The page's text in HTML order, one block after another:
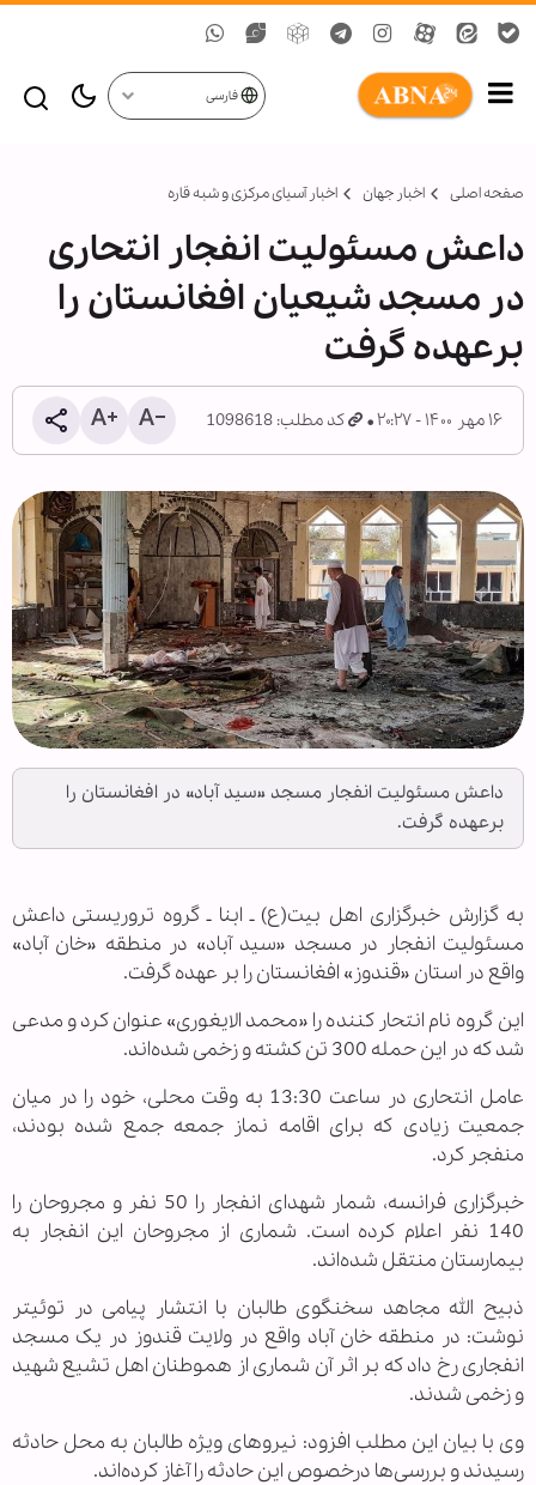
فارسی
صفحه اصلی اخبار جهان اخبار آسیای مرکزی و شبه قاره
داعش مسئولیت انفجار انتحاری
در مسجد شیعیان افغانستان را
برعهده گرفت
۱۶ مهر ۱۴۰۰ - ۲۰:۲۷ کد مطلب: 1098618
داعش مسئولیت انفجار مسجد «سید آباد» در افغانستان را
برعهده گرفت.
به گزارش خبرگزاری اهل بیت(ع) ـ ابنا ـ گروه تروریستی داعش
مسئولیت انفجار در مسجد «سید آباد» در منطقه «خان آباد»
واقع در استان «قندوز» افغانستان را بر عهده گرفت.
این گروه نام انتحار کننده را «محمد الایغوری» عنوان کرد و مدعی
شد که در این حمله 300 تن کشته و زخمی شده‌اند.
عامل انتحاری در ساعت 13:30 به وقت محلی، خود را در میان
جمعیت زیادی که برای اقامه نماز جمعه جمع شده بودند،
منفجر کرد.
خبرگزاری فرانسه، شمار شهدای انفجار را 50 نفر و مجروحان را
140 نفر اعلام کرده است. شماری از مجروحان این انفجار به
بیمارستان منتقل شده‌اند.
ذبیح الله مجاهد سخنگوی طالبان با انتشار پیامی در توئیتر
نوشت: در منطقه خان آباد واقع در ولایت قندوز در یک مسجد
انفجاری رخ داد که بر اثر آن شماری از هموطنان اهل تشیع شهید
و زخمی شدند.
وی با بیان این مطلب افزود: نیروهای ویژه طالبان به محل حادثه
رسیدند و بررسی‌ها درخصوص این حادثه را آغاز کرده‌اند.